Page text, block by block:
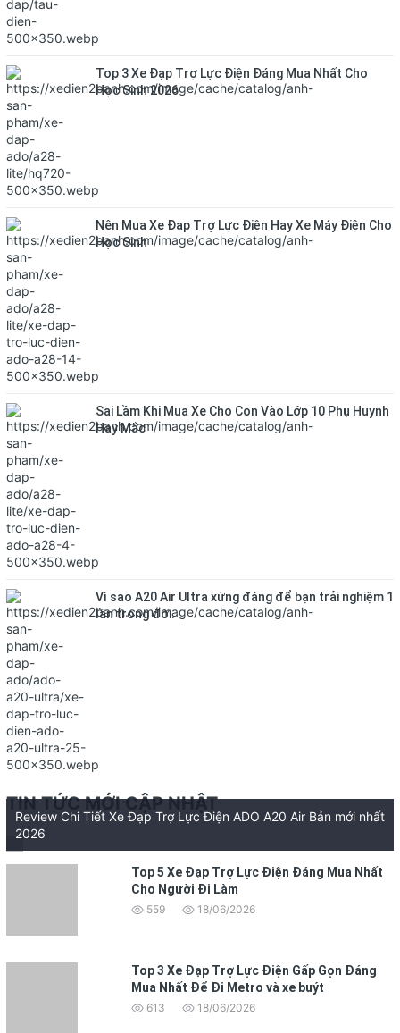
Top 3 Xe Đạp Trợ Lực Điện Đáng Mua Nhất Cho
Học Sinh 2026
Nên Mua Xe Đạp Trợ Lực Điện Hay Xe Máy Điện Cho
Học Sinh
Sai Lầm Khi Mua Xe Cho Con Vào Lớp 10 Phụ Huynh
Hay Mắc
Vì sao A20 Air Ultra xứng đáng để bạn trải nghiệm 1
lần trong đời.
TIN TỨC MỚI CẬP NHẬT
Review Chi Tiết Xe Đạp Trợ Lực Điện ADO A20 Air Bản mới nhất
2026
Top 5 Xe Đạp Trợ Lực Điện Đáng Mua Nhất
Cho Người Đi Làm
559 18/06/2026
Top 3 Xe Đạp Trợ Lực Điện Gấp Gọn Đáng
Mua Nhất Để Đi Metro và xe buýt
613 18/06/2026